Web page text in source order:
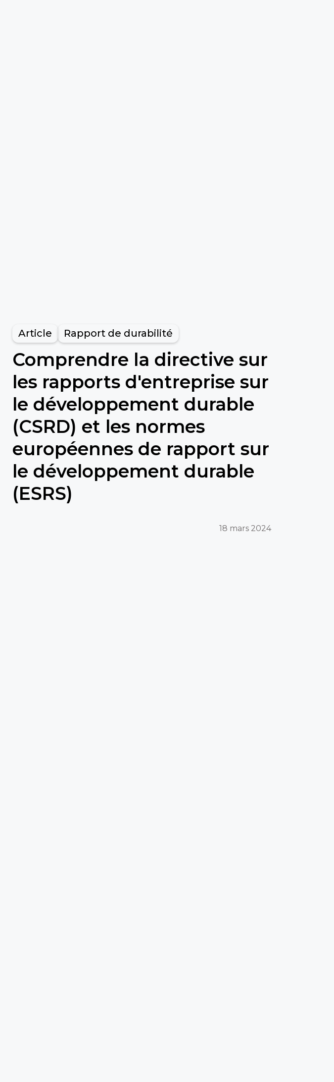
Article Rapport de durabilité
Comprendre la directive sur
les rapports d'entreprise sur
le développement durable
(CSRD) et les normes
européennes de rapport sur
le développement durable
(ESRS)
18 mars 2024